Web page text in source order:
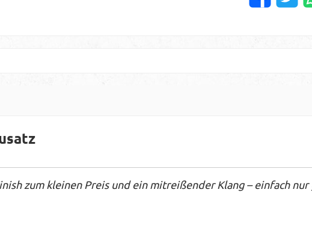
zum kleinen Preis und ein mitreißender Klang – einfach nur